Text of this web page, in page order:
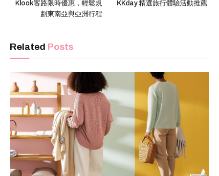
Klook客路限時優惠，輕鬆規
劃東南亞與亞洲行程
KKday 精選旅行體驗活動推薦
Related Posts